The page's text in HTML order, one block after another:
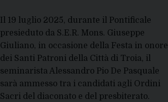
Il 19 luglio 2025, durante il Pontificale
presieduto da S.E.R. Mons. Giuseppe
Giuliano, in occasione della Festa in onore
dei Santi Patroni della Città di Troia, il
seminarista Alessandro Pio De Pasquale
sarà ammesso tra i candidati agli Ordini
Sacri del diaconato e del presbiterato.